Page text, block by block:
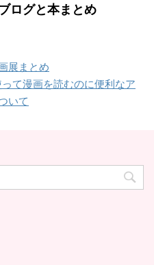
ログと本まとめ
展まとめ
って漫画を読むのに便利なア
いて